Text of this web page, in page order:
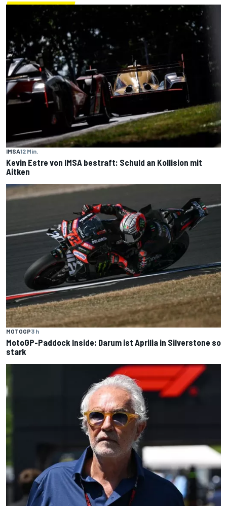
IMSA12 Min.
Kevin Estre von IMSA bestraft: Schuld an Kollision mit
Aitken
MOTOGP3 h
MotoGP-Paddock Inside: Darum ist Aprilia in Silverstone so
stark